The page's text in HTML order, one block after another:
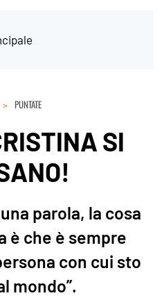
PUNTATE
SI
parola, la cosa
è che è sempre
con cui sto
mondo”.